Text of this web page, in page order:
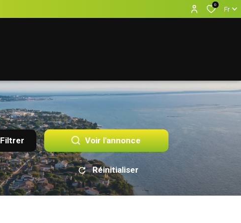
0
Fr
Filtrer Voir l'annonce
Réinitialiser